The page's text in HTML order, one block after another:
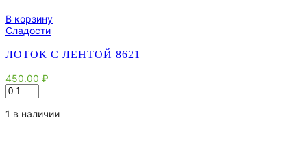
В корзину
Сладости
ЛОТОК С ЛЕНТОЙ 8621
450.00 ₽
Количество
товара
Лоток
1 в наличии